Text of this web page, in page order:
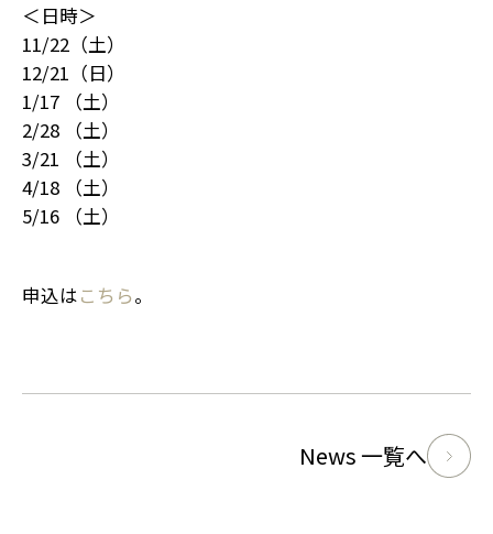
＜日時＞
11/22（土）
12/21（日）
1/17 （土）
2/28 （土）
3/21 （土）
4/18 （土）
5/16 （土）
申込はこちら。
News 一覧へ